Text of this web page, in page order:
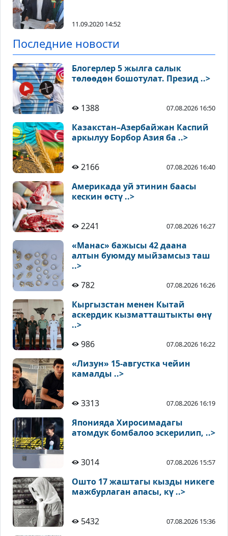
11.09.2020 14:52
Последние новости
Блогерлер 5 жылга салык
төлөөдөн бошотулат. Презид ..>
1388 07.08.2026 16:50
Казакстан–Азербайжан Каспий
аркылуу Борбор Азия ба ..>
2166 07.08.2026 16:40
Америкада уй этинин баасы
кескин өстү ..>
2241 07.08.2026 16:27
«Манас» бажысы 42 даана
алтын буюмду мыйзамсыз таш
..>
782
07.08.2026 16:26
Кыргызстан менен Кытай
аскердик кызматташтыкты өнү
..>
986
07.08.2026 16:22
«Лизун» 15-августка чейин
камалды ..>
3313 07.08.2026 16:19
Японияда Хиросимадагы
атомдук бомбалоо эскерилип, ..>
3014 07.08.2026 15:57
Ошто 17 жаштагы кызды никеге
мажбурлаган апасы, кү ..>
5432 07.08.2026 15:36